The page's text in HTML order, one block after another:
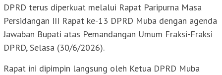
DPRD terus diperkuat melalui Rapat Paripurna Masa
Persidangan III Rapat ke-13 DPRD Muba dengan agenda
Jawaban Bupati atas Pemandangan Umum Fraksi-Fraksi
DPRD, Selasa (30/6/2026).
Rapat ini dipimpin langsung oleh Ketua DPRD Muba